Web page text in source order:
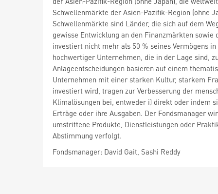
Schwellenmärkte der Asien-Pazifik-Region (ohne
Schwellenmärkte sind Länder, die sich auf dem
gewisse Entwicklung an den Finanzmärkten
investiert nicht mehr als 50 % seines Vermögens
hochwertiger Unternehmen, die in der Lage sind,
Anlageentscheidungen basieren auf einem
Unternehmen mit einer starken Kultur, starkem
investiert wird, tragen zur Verbesserung der
Klimalösungen bei, entweder i) direkt oder indem
Erträge oder ihre Ausgaben. Der Fondsmanager
umstrittene Produkte, Dienstleistungen oder
Abstimmung verfolgt.
Fondsmanager: David Gait, Sashi Reddy